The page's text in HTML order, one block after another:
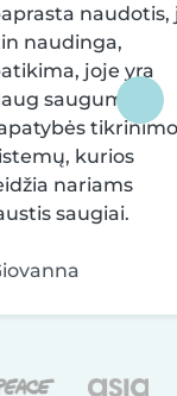
naudotis,
naudinga,
joje yra
saugumo ir
tikrinimo
kurios
nariams
saugiai.